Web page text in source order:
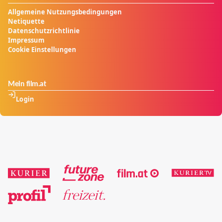
Allgemeine Nutzungsbedingungen
Netiquette
Datenschutzrichtlinie
Impressum
Cookie Einstellungen
Mein film.at
Login